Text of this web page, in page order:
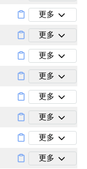
更多
更多
更多
更多
更多
更多
更多
更多